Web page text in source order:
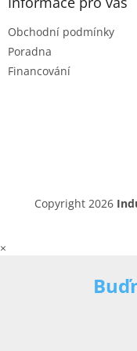
Obchodní podmínky
Poradna
Financování
Copyright 2026
×